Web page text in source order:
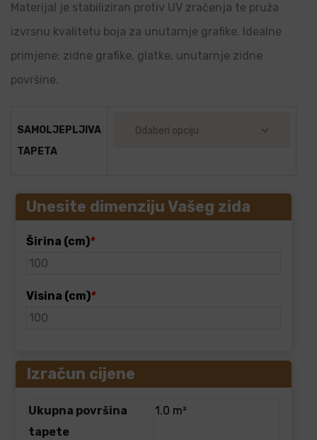
Materijal je stabiliziran protiv UV zračenja te pruža
izvrsnu kvalitetu boja za unutarnje grafike. Idealne
primjene: zidne grafike, glatke, unutarnje zidne
površine.
SAMOLJEPLJIVA
TAPETA
Unesite dimenziju Vašeg zida
Širina (cm)*
Visina (cm)*
Izračun cijene
Ukupna površina
tapete
1.0 m²